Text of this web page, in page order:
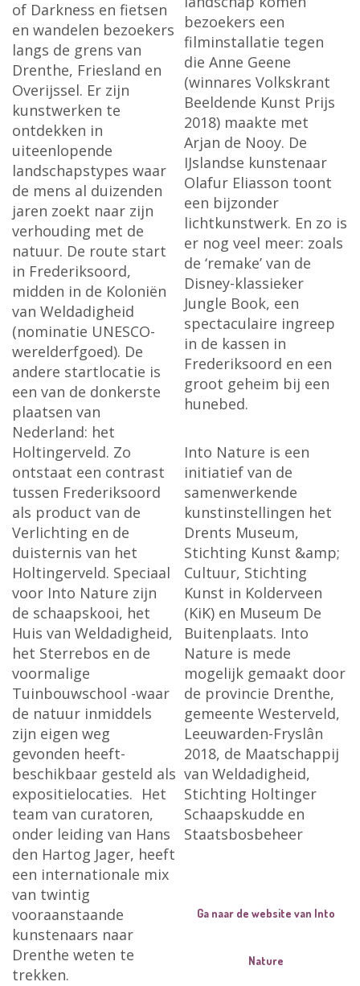
of Darkness en fietsen
en wandelen bezoekers
langs de grens van
Drenthe, Friesland en
Overijssel. Er zijn
kunstwerken te
ontdekken in
uiteenlopende
landschapstypes waar
de mens al duizenden
jaren zoekt naar zijn
verhouding met de
natuur. De route start
in Frederiksoord,
midden in de Koloniën
van Weldadigheid
(nominatie UNESCO-
werelderfgoed). De
andere startlocatie is
een van de donkerste
plaatsen van
Nederland: het
Holtingerveld. Zo
ontstaat een contrast
tussen Frederiksoord
als product van de
Verlichting en de
duisternis van het
Holtingerveld. Speciaal
voor Into Nature zijn
de schaapskooi, het
Huis van Weldadigheid,
het Sterrebos en de
voormalige
Tuinbouwschool -waar
de natuur inmiddels
zijn eigen weg
gevonden heeft-
beschikbaar gesteld als
expositielocaties. Het
team van curatoren,
onder leiding van Hans
den Hartog Jager, heeft
een internationale mix
van twintig
vooraanstaande
kunstenaars naar
Drenthe weten te
trekken.
bezoekers een
filminstallatie tegen
die Anne Geene
(winnares Volkskrant
Beeldende Kunst Prijs
2018) maakte met
Arjan de Nooy. De
IJslandse kunstenaar
Olafur Eliasson toont
een bijzonder
lichtkunstwerk. En zo is
er nog veel meer: zoals
de ‘remake’ van de
Disney-klassieker
Jungle Book, een
spectaculaire ingreep
in de kassen in
Frederiksoord en een
groot geheim bij een
hunebed.
Into Nature is een
initiatief van de
samenwerkende
kunstinstellingen het
Drents Museum,
Stichting Kunst &amp;
Cultuur, Stichting
Kunst in Kolderveen
(KiK) en Museum De
Buitenplaats. Into
Nature is mede
mogelijk gemaakt door
de provincie Drenthe,
gemeente Westerveld,
Leeuwarden-Fryslân
2018, de Maatschappij
van Weldadigheid,
Stichting Holtinger
Schaapskudde en
Staatsbosbeheer
Ga naar de website van Into
Nature